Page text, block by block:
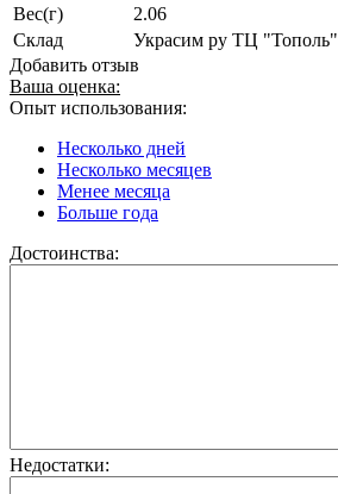
Вес(г)
2.06
Склад
Украсим ру ТЦ "Тополь"
Добавить отзыв
Ваша оценка:
Опыт использования:
Несколько дней
Несколько месяцев
Менее месяца
Больше года
Достоинства:
Недостатки: